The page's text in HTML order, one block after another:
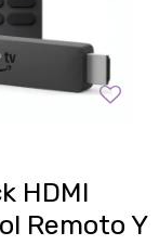
HDMI
Remoto Y